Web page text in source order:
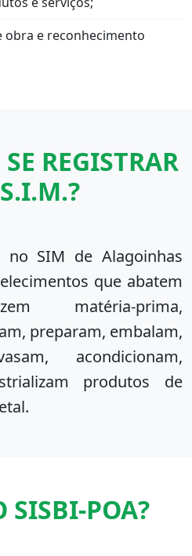
obra e reconhecimento
REGISTRAR
no SIM de Alagoinhas
que abatem
matéria-prima,
preparam, embalam,
acondicionam,
produtos de
SISBI-POA?